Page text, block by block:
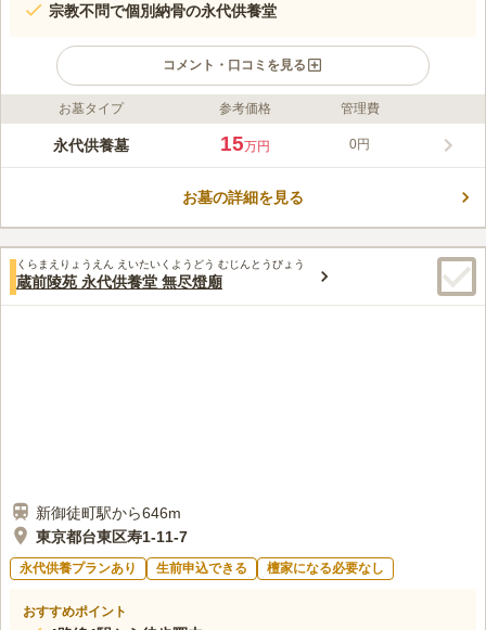
宗教不問で個別納骨の永代供養堂
コメント・口コミを見る
ライフドット編集部のコメント
スカイツリー、浅草、上野公園など東京の観光スポットが集まる
骨の引取にも対応されています。お寺まで遺骨を持って行けない
ご予約いただけます。
口コミ評価
この霊園はまだ誰からも評価されていません。
お墓タイプ 参考価格 管理費
永代供養墓 15万円 0円
お墓の詳細を見る
くらまえりょうえん えいたいくようどう むじんとうびょう
蔵前陵苑 永代供養堂 無尽燈廟
新御徒町駅から646m
東京都台東区寿1-11-7
永代供養プランあり 生前申込できる 檀家になる必要なし
おすすめポイント